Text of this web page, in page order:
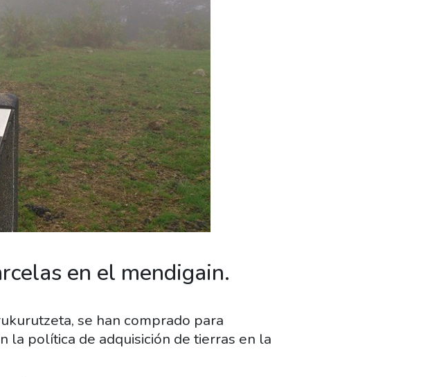
en el mendigain.
se han comprado para
política de adquisición de tierras en la